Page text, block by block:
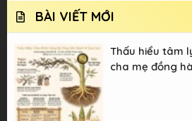
BÀI VIẾT MỚI
Thấu hiểu tâm
cha mẹ đồng